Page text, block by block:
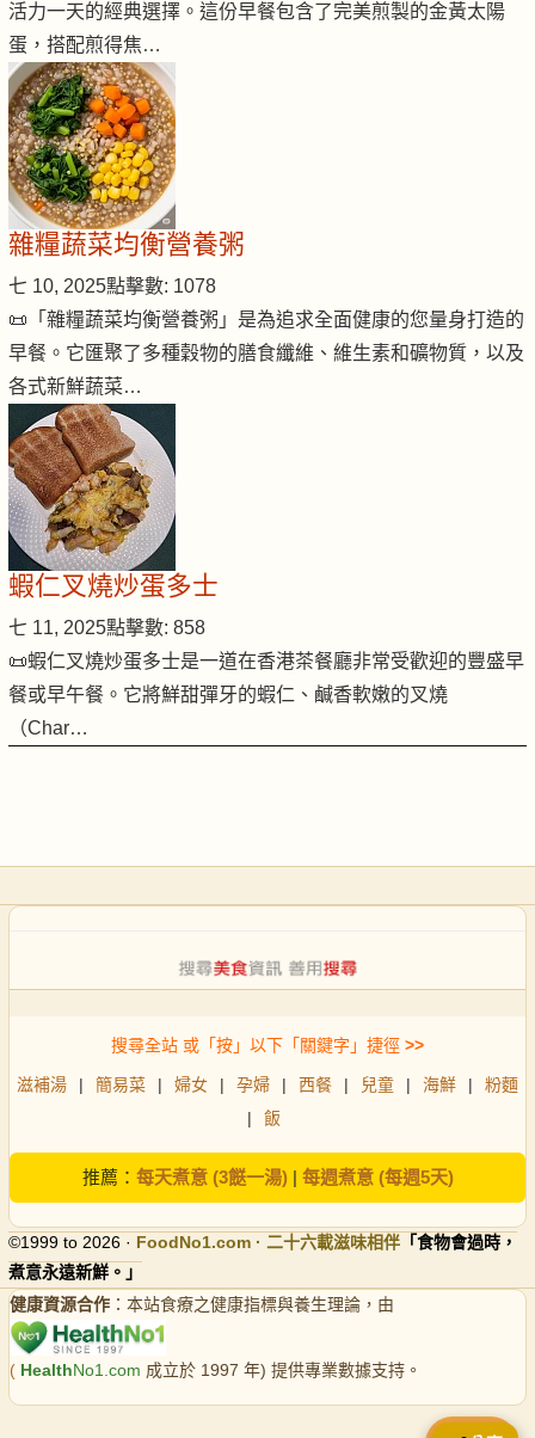
活力一天的經典選擇。這份早餐包含了完美煎製的金黃太陽
蛋，搭配煎得焦…
雜糧蔬菜均衡營養粥
七 10, 2025點擊數: 1078
📜「雜糧蔬菜均衡營養粥」是為追求全面健康的您量身打造的
早餐。它匯聚了多種穀物的膳食纖維、維生素和礦物質，以及
各式新鮮蔬菜…
蝦仁叉燒炒蛋多士
七 11, 2025點擊數: 858
📜蝦仁叉燒炒蛋多士是一道在香港茶餐廳非常受歡迎的豐盛早
餐或早午餐。它將鮮甜彈牙的蝦仁、鹹香軟嫩的叉燒
（Char…
搜尋全站 或「按」以下「關鍵字」捷徑 >>
滋補湯 | 簡易菜 | 婦女 | 孕婦 | 西餐 | 兒童 | 海鮮 |
粉麵
|
飯
推薦： 每天煮意 (3餸一湯)| 每週煮意 (每週5天)
©1999 to 2026 · FoodNo1.com · 二十六載滋味相伴 「食物會過時，
煮意永遠新鮮。」
健康資源合作 ：本站食療之健康指標與養生理論，由
( HealthNo1.com 成立於 1997 年) 提供專業數據支持。